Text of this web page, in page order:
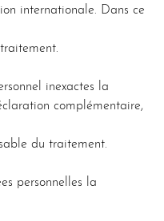
internationale. Dans ce
inexactes la
complémentaire,
du traitement.
personnelles la